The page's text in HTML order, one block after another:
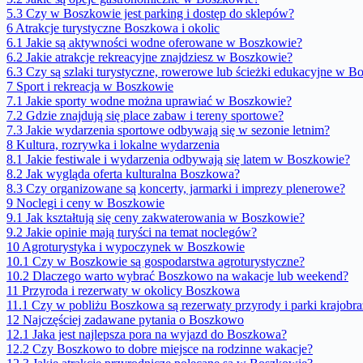
5.3 Czy w Boszkowie jest parking i dostęp do sklepów?
6 Atrakcje turystyczne Boszkowa i okolic
6.1 Jakie są aktywności wodne oferowane w Boszkowie?
6.2 Jakie atrakcje rekreacyjne znajdziesz w Boszkowie?
6.3 Czy są szlaki turystyczne, rowerowe lub ścieżki edukacyjne w
7 Sport i rekreacja w Boszkowie
7.1 Jakie sporty wodne można uprawiać w Boszkowie?
7.2 Gdzie znajdują się place zabaw i tereny sportowe?
7.3 Jakie wydarzenia sportowe odbywają się w sezonie letnim?
8 Kultura, rozrywka i lokalne wydarzenia
8.1 Jakie festiwale i wydarzenia odbywają się latem w Boszkowie?
8.2 Jak wygląda oferta kulturalna Boszkowa?
8.3 Czy organizowane są koncerty, jarmarki i imprezy plenerowe?
9 Noclegi i ceny w Boszkowie
9.1 Jak kształtują się ceny zakwaterowania w Boszkowie?
9.2 Jakie opinie mają turyści na temat noclegów?
10 Agroturystyka i wypoczynek w Boszkowie
10.1 Czy w Boszkowie są gospodarstwa agroturystyczne?
10.2 Dlaczego warto wybrać Boszkowo na wakacje lub weekend?
11 Przyroda i rezerwaty w okolicy Boszkowa
11.1 Czy w pobliżu Boszkowa są rezerwaty przyrody i parki
12 Najczęściej zadawane pytania o Boszkowo
12.1 Jaka jest najlepsza pora na wyjazd do Boszkowa?
12.2 Czy Boszkowo to dobre miejsce na rodzinne wakacje?